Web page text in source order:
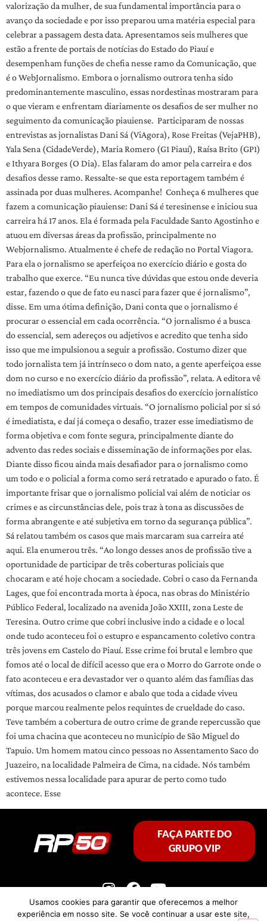
valorização da mulher, de sua fundamental importância para o
avanço da sociedade e por isso preparou uma matéria especial para
celebrar a passagem desta data. Apresentamos seis mulheres que
estão a frente de portais de notícias do Estado do Piauí e
desempenham funções de chefia nesse ramo da Comunicação, que
é o WebJornalismo. Embora o jornalismo outrora tenha sido
predominantemente masculino, essas nordestinas mostraram para
o que vieram e enfrentam diariamente os desafios de ser mulher no
seguimento da comunicação piauiense. Participaram de nossas
entrevistas as jornalistas Dani Sá (ViAgora), Rose Freitas (VejaPHB),
Yala Sena (CidadeVerde), Maria Romero (G1 Piauí), Raísa Brito (GP1)
e Ithyara Borges (O Dia). Elas falaram do amor pela carreira e dos
desafios desse ramo. Ressalte-se que esta reportagem também é
assinada por duas mulheres. Acompanhe! Conheça 6 mulheres que
fazem a comunicação piauiense: Dani Sá é teresinense e iniciou sua
carreira há 17 anos. Ela é formada pela Faculdade Santo Agostinho e
atuou em diversas áreas da profissão, principalmente no
Webjornalismo. Atualmente é chefe de redação no Portal Viagora.
Para ela o jornalismo se aperfeiçoa no exercício diário e gosta do
trabalho que exerce. “Eu nunca tive dúvidas que estou onde deveria
estar, fazendo o que de fato eu nasci para fazer que é jornalismo”,
disse. Em uma ótima definição, Dani conta que o jornalismo é
procurar o essencial em cada ocorrência. “O jornalismo é a busca
do essencial, sem adereços ou adjetivos e acredito que tenha sido
isso que me impulsionou a seguir a profissão. Costumo dizer que
todo jornalista tem já intrínseco o dom nato, a gente aperfeiçoa esse
dom no curso e no exercício diário da profissão”, relata. A editora vê
no imediatismo um dos principais desafios do exercício jornalístico
em tempos de comunidades virtuais. “O jornalismo policial por si só
é imediatista, e daí já começa o desafio, trazer esse imediatismo de
forma objetiva e com fonte segura, principalmente diante do
advento das redes sociais e disseminação de informações por elas.
Diante disso ficou ainda mais desafiador para o jornalismo como
um todo e o policial a forma como será retratado e apurado o fato. É
importante frisar que o jornalismo policial vai além de noticiar os
crimes e as circunstâncias dele, pois traz à tona as discussões de
forma abrangente e até subjetiva em torno da segurança pública”.
Sá relatou também os casos que mais marcaram sua carreira até
aqui. Ela enumerou três. “Ao longo desses anos de profissão tive a
oportunidade de participar de três coberturas policiais que
chocaram e até hoje chocam a sociedade. Cobri o caso da Fernanda
Lages, que foi encontrada morta à época, nas obras do Ministério
Público Federal, localizado na avenida João XXIII, zona Leste de
Teresina. Outro crime que cobri inclusive indo a cidade e o local
onde tudo aconteceu foi o estupro e espancamento coletivo contra
três jovens em Castelo do Piauí. Esse crime foi brutal e lembro que
fomos até o local de difícil acesso que era o Morro do Garrote onde o
fato aconteceu e era devastador ver o quanto além das famílias das
vítimas, dos acusados o clamor e abalo que toda a cidade viveu
porque marcou realmente pelos requintes de crueldade do caso.
Teve também a cobertura de outro crime de grande repercussão que
foi uma chacina que aconteceu no município de São Miguel do
Tapuio. Um homem matou cinco pessoas no Assentamento Saco do
Juazeiro, na localidade Palmeira de Cima, na cidade. Nós também
estivemos nessa localidade para apurar de perto como tudo
acontece. Esse
FAÇA PARTE DO
GRUPO VIP
Usamos cookies para garantir que oferecemos a melhor
experiência em nosso site. Se você continuar a usar este site,